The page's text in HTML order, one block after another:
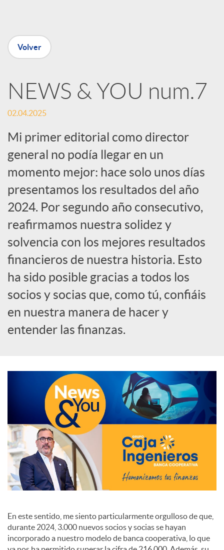
t
i
r
e
n
R
e
d
e
s
S
o
c
i
a
l
Volver
NEWS & YOU num.7
02.04.2025
Mi primer editorial como director
general no podía llegar en un
momento mejor: hace solo unos días
presentamos los resultados del año
2024. Por segundo año consecutivo,
reafirmamos nuestra solidez y
solvencia con los mejores resultados
financieros de nuestra historia. Esto
ha sido posible gracias a todos los
socios y socias que, como tú, confiáis
en nuestra manera de hacer y
entender las finanzas.
En este sentido, me siento particularmente orgulloso de que,
durante 2024, 3.000 nuevos socios y socias se hayan
incorporado a nuestro modelo de banca cooperativa, lo que